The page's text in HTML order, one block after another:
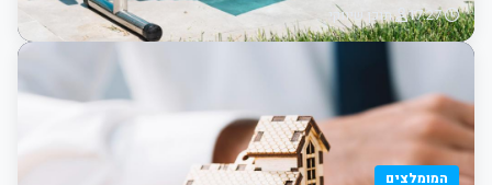
17:27 תוכן שיווקי
המומלצים